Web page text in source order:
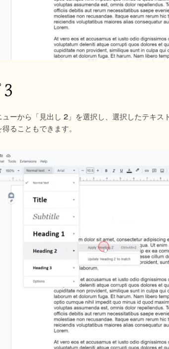
ューから「見出し 2」を選択し、選択したテキ
ることもできます。